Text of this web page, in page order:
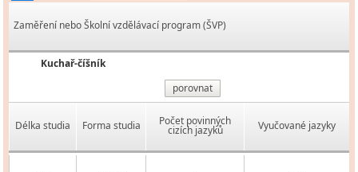
Zaměření nebo Školní vzdělávací program (ŠVP)
Kuchař-číšník
porovnat
Délka studia Forma studia Počet povinných
cizích jazyků Vyučované jazyky